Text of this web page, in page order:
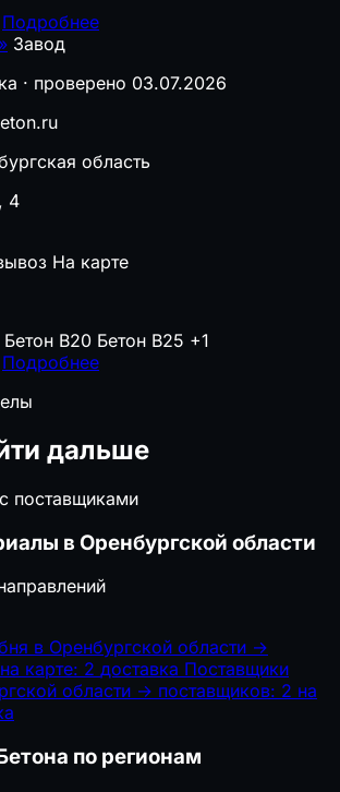
Подробнее
Завод
· проверено 03.07.2026
область
4
На карте
Бетон B20 Бетон B25 +1
Подробнее
дальше
поставщиками
в Оренбургской области
в Оренбургской области →
на карте: 2 доставка Поставщики
области → поставщиков: 2 на
по регионам